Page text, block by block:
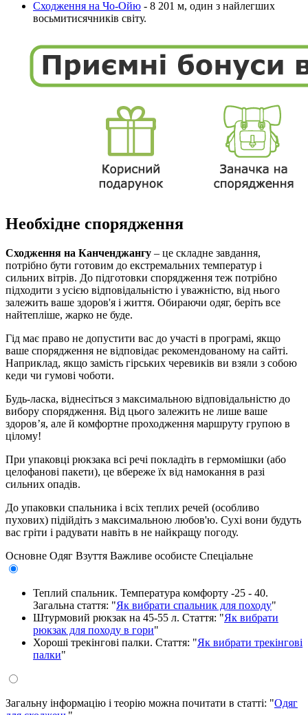
Сходження на Чо-Ойю - 8 201 м, один з найлегших
восьмитисячників світу.
Необхідне спорядження
Сходження на Канченджангу – це складне завдання,
потрібно бути готовим до екстремальних температур і
сильних вітрів. До підготовки спорядження теж потрібно
підходити з усією відповідальністю і уважністю, від нього
залежить ваше здоров'я і життя. Обираючи одяг, беріть все
найтепліше, жарко не буде.
Гід має право не допустити вас до участі в програмі, якщо
ваше спорядження не відповідає рекомендованому на сайті.
Наприклад, якщо замість гірських черевиків ви взяли з собою
кеди чи гумові чоботи.
Будь-ласка, віднесіться з максимальною відповідальністю до
вибору спорядження. Від цього залежить не лише ваше
здоров’я, але й комфортне проходження маршруту групою в
цілому!
При упаковці рюкзака всі речі покладіть в гермомішки (або
целофанові пакети), це вбереже їх від намокання в разі
сильних опадів.
До упаковки спальника і всіх теплих речей (особливо
пухових) підійдіть з максимальною любов'ю. Сухі вони будуть
вас гріти і радувати навіть в не найкращу погоду.
Основне Одяг Взуття Важливе особисте Спеціальне
Теплий спальник. Температура комфорту -25 - 40.
Загальна стаття: "Як вибрати спальник для походу"
Штурмовий рюкзак на 45-55 л. Стаття: "Як вибрати
рюкзак для походу в гори"
Хороші трекінгові палки. Стаття: "Як вибрати трекінгові
палки"
Загальну інформацію і теорію можна почитати в статті: "Одяг